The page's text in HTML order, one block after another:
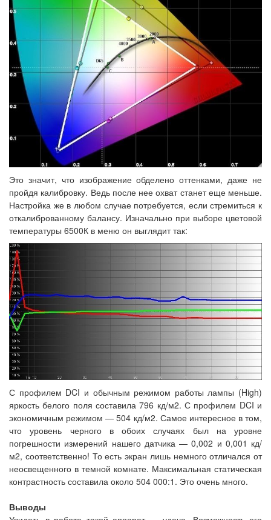
Это значит, что изображение обделено оттенками, даже не
пройдя калибровку. Ведь после нее охват станет еще меньше.
Настройка же в любом случае потребуется, если стремиться к
откалиброванному балансу. Изначально при выборе цветовой
температуры 6500К в меню он выглядит так:
С профилем DCI и обычным режимом работы лампы (High)
яркость белого поля составила 796 кд/м2. С профилем DCI и
экономичным режимом — 504 кд/м2. Самое интересное в том,
что уровень черного в обоих случаях был на уровне
погрешности измерений нашего датчика — 0,002 и 0,001 кд/
м2, соответственно! То есть экран лишь немного отличался от
неосвещенного в темной комнате. Максимальная статическая
контрастность составила около 504 000:1. Это очень много.
Выводы